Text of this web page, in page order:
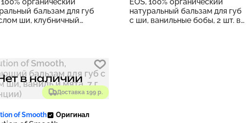
бальзам для губ
ши, клубничный
натуральный бальзам для губ
с ши, ванильные бобы, 2 шт. в
Доставка 199 р.
в наличии
of Smooth Оригинал